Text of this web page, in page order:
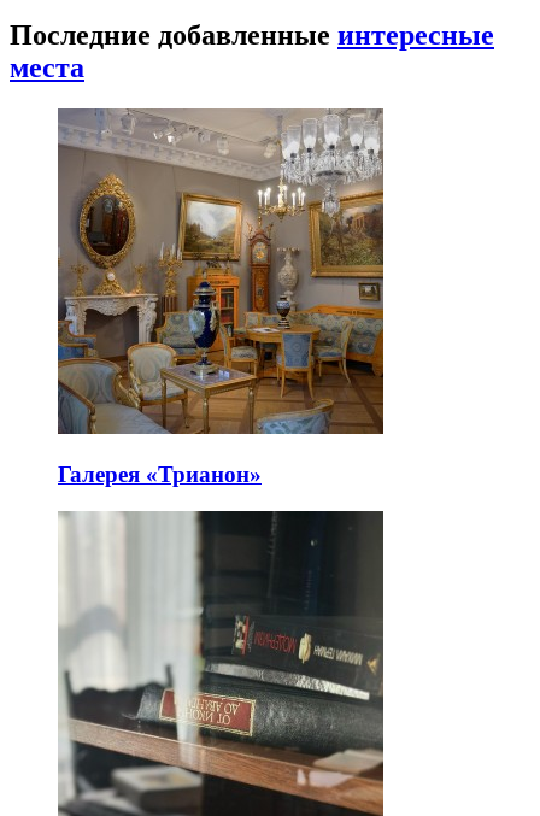
Последние добавленные интересные
места
Галерея «Трианон»